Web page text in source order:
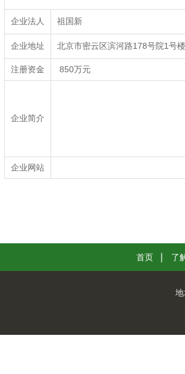
企业法人 祖国新
企业地址 北京市密云区滨河路178号院1号
注册资金 850万元
企业简介
企业网站
首页 了